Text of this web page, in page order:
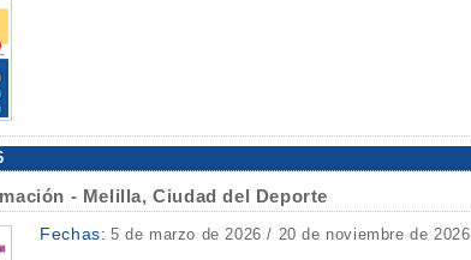
- Melilla, Ciudad del Deporte
Fechas: 5 de marzo de 2026 / 20 de noviembre de 2026